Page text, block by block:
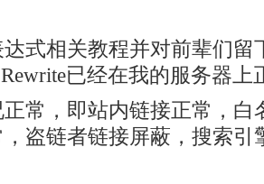
式相关教程并对前辈们留
已经在我的服务器上
常，即站内链接正常，白
盗链者链接屏蔽，搜索引